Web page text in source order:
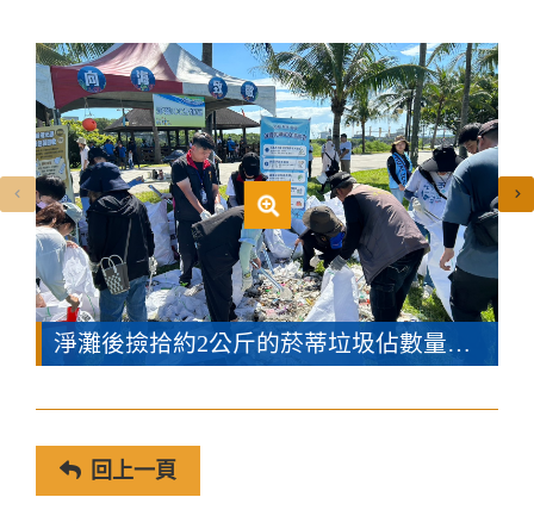
淨灘後撿拾約2公斤的菸蒂垃圾佔數量最多
回上一頁